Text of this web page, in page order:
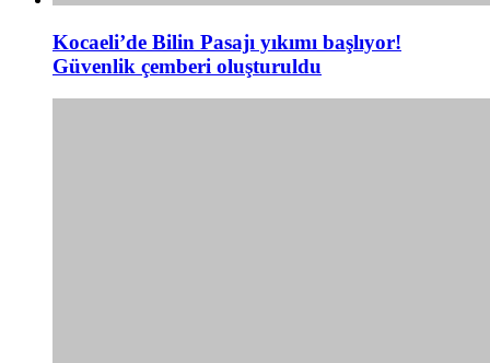
Kocaeli’de Bilin Pasajı yıkımı başlıyor!
Güvenlik çemberi oluşturuldu